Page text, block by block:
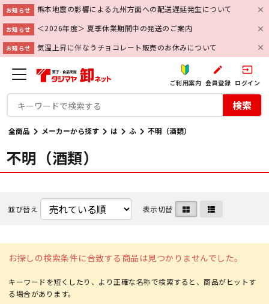
お知らせ 熊本地震の影響による九州方面への配送遅延発生について
お知らせ ＜2026年度＞ 夏季休業期間中の発送のご案内
お知らせ 気温上昇に伴なうチョコレート販売のお休みについて
ご利用案内
create
会員登録
input
ログイン
検索
全商品 メーカーから探す は ふ 不明（酒類）
不明（酒類）
並び替え 表示切替
お探しの検索条件に合致する商品は見つかりませんでした。
キーワードを短くしたり、より正確な名称で検索すると、商品がヒットす
る場合があります。